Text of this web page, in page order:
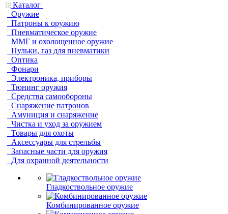
Каталог
Оружие
Патроны к оружию
Пневматическое оружие
ММГ и охолощенное оружие
Пульки, газ для пневматики
Оптика
Фонари
Электроника, приборы
Тюнинг оружия
Средства самообороны
Снаряжение патронов
Амуниция и снаряжение
Чистка и уход за оружием
Товары для охоты
Аксессуары для стрельбы
Запасные части для оружия
Для охранной деятельности
Гладкоствольное оружие
Комбинированное оружие